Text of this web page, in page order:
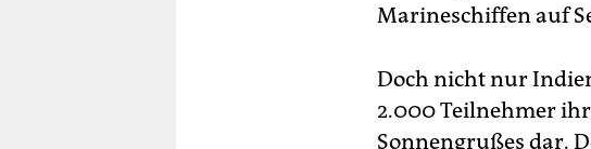
Marineschiffen auf
Doch nicht nur
2.000 Teilnehmer
Sonnengrußes dar.